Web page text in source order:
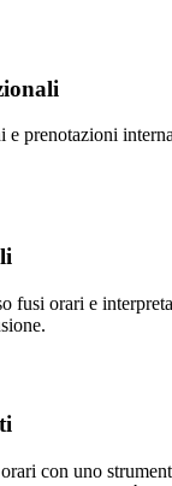
prenotazioni
fusi orari e
con uno